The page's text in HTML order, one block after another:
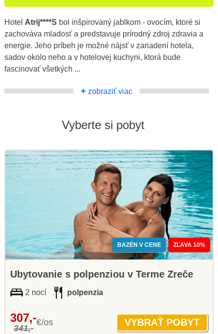
Hotel Atrij****S bol inšpirovaný jablkom - ovocím, ktoré si
zachováva mladosť a predstavuje prírodný zdroj zdravia a
energie. Jeho príbeh je možné nájsť v zariadení hotela,
sadov okolo neho a v hotelovej kuchyni, ktorá bude
fascinovať všetkých ...
+ zobraziť viac
Vyberte si pobyt
BAZÉN V CENE ZĽAVA 10%
Ubytovanie s polpenziou v Terme Zreče
2 nocí polpenzia
307,-
341,-
€/os